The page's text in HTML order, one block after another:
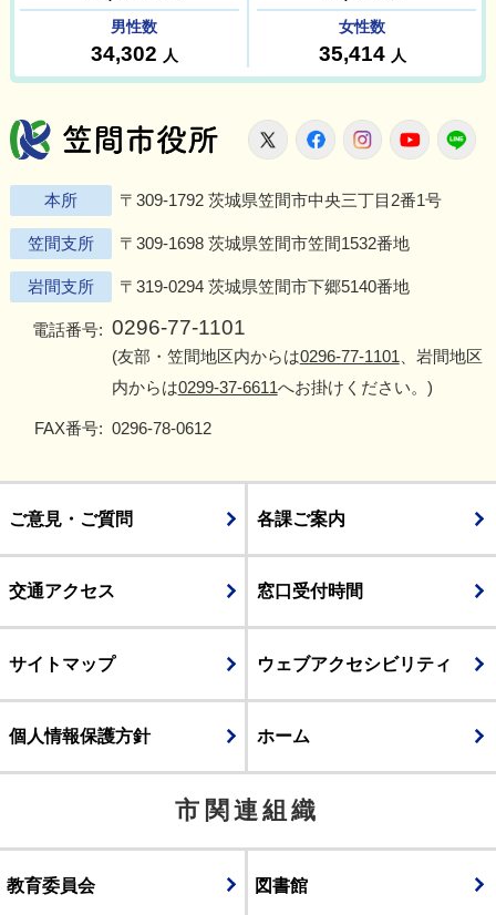
笠間市役所
X FacebookInstagram
本所 〒309-1792 茨城県笠間市中央三丁目2番1号
笠間支所 〒309-1698 茨城県笠間市笠間1532番地
岩間支所 〒319-0294 茨城県笠間市下郷5140番地
電話番号: 0296-77-1101
(友部・笠間地区内からは0296-77-1101 、岩間地区
内からは0299-37-6611へお掛けください。)
FAX番号: 0296-78-0612
ご意見・ご質問 各課ご案内
交通アクセス 窓口受付時間
サイトマップ ウェブアクセシビリティ
個人情報保護方針 ホーム
市関連組織
教育委員会 図書館